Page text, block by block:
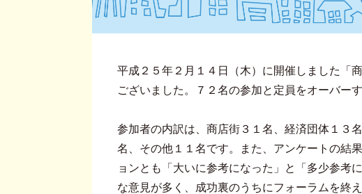
平成２５年２月１４日（木）に開催しました「
ございました。７２名の参加と定員をオーバー
参加者の内訳は、商店街３１名、経済団体１３
名、その他１１名です。また、アンケートの結
ョンとも「大いに参考になった」と「多少参考
な意見が多く、成功裏のうちにフォーラムを終